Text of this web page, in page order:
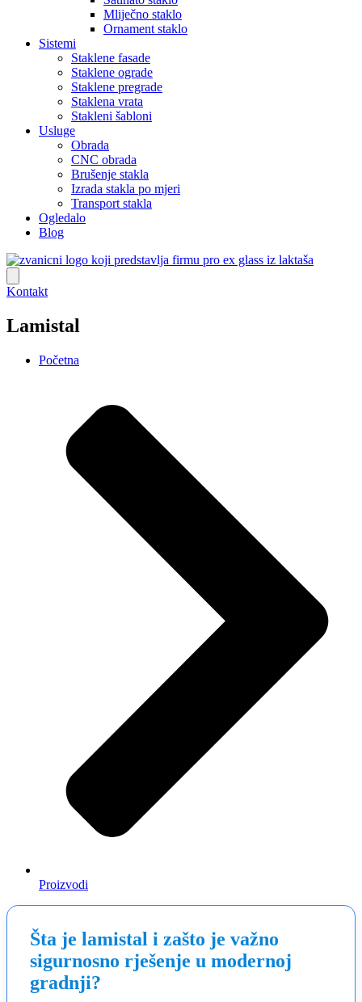
Mliječno staklo
Ornament staklo
Sistemi
Staklene fasade
Staklene ograde
Staklene pregrade
Staklena vrata
Stakleni šabloni
Usluge
Obrada
CNC obrada
Brušenje stakla
Izrada stakla po mjeri
Transport stakla
Ogledalo
Blog
Kontakt
Lamistal
Početna
Proizvodi
Šta je lamistal i zašto je važno
sigurnosno rješenje u modernoj
gradnji?